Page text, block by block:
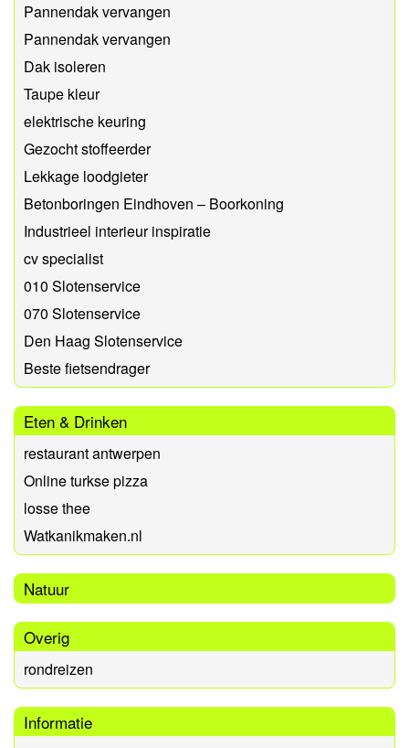
Pannendak vervangen
Pannendak vervangen
Dak isoleren
Taupe kleur
elektrische keuring
Gezocht stoffeerder
Lekkage loodgieter
Betonboringen Eindhoven – Boorkoning
Industrieel interieur inspiratie
cv specialist
010 Slotenservice
070 Slotenservice
Den Haag Slotenservice
Beste fietsendrager
Eten & Drinken
restaurant antwerpen
Online turkse pizza
losse thee
Watkanikmaken.nl
Natuur
Overig
rondreizen
Informatie